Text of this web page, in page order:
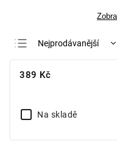
Nejprodávanější
389 Kč
Na skladě